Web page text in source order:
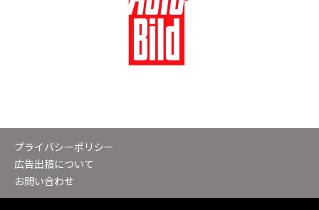
プライバシーポリシー
広告出稿について
お問い合わせ